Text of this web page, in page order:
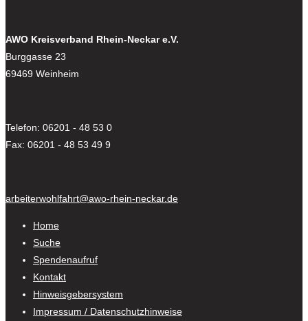
AWO Kreisverband Rhein-Neckar e.V.
Burggasse 23
69469 Weinheim
Telefon: 06201 - 48 53 0
Fax: 06201 - 48 53 49 9
arbeiterwohlfahrt@awo-rhein-neckar.de
Home
Suche
Spendenaufruf
Kontakt
Hinweisgebersystem
Impressum / Datenschutzhinweise